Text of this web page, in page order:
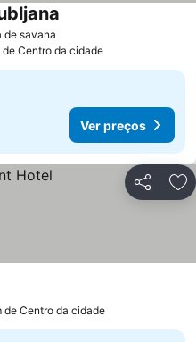
de savana
de Centro da cidade
Ver preços
Partilhar
de Centro da cidade